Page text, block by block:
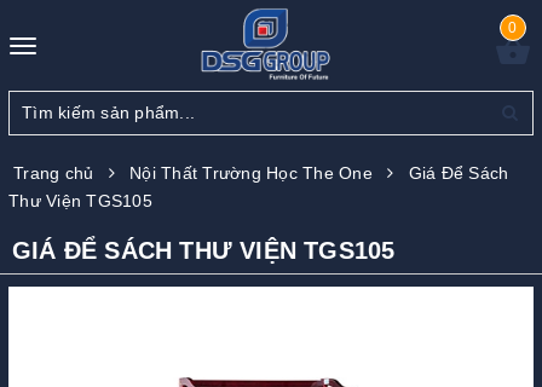
Toggle
0
Trang chủ Nội Thất Trường Học The One
Giá Để Sách
Thư Viện TGS105
GIÁ ĐỂ SÁCH THƯ VIỆN TGS105